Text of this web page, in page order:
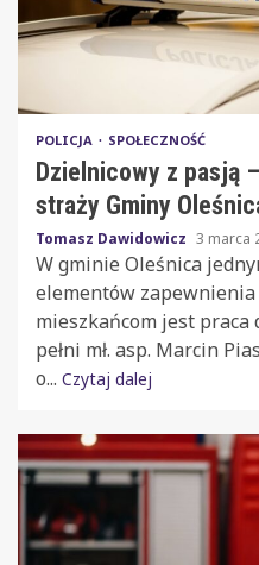
POLICJA SPOŁECZNOŚĆ
Dzielnicowy z pasją
straży Gminy
Tomasz Dawidowicz 3 marca
W gminie Oleśnica
elementów
mieszkańcom jest praca
pełni mł. asp. Marcin
o... Czytaj dalej